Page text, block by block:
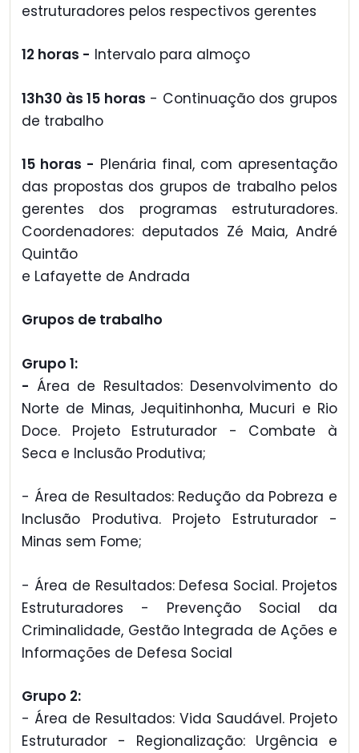
estruturadores pelos respectivos gerentes
12 horas - Intervalo para almoço
13h30 às 15 horas - Continuação dos grupos
de trabalho
15 horas - Plenária final, com apresentação
das propostas dos grupos de trabalho pelos
gerentes dos programas estruturadores.
Coordenadores: deputados Zé Maia, André
Quintão
e Lafayette de Andrada
Grupos de trabalho
Grupo 1:
- Área de Resultados: Desenvolvimento do
Norte de Minas, Jequitinhonha, Mucuri e Rio
Doce. Projeto Estruturador - Combate à
Seca e Inclusão Produtiva;
- Área de Resultados: Redução da Pobreza e
Inclusão Produtiva. Projeto Estruturador -
Minas sem Fome;
- Área de Resultados: Defesa Social. Projetos
Estruturadores - Prevenção Social da
Criminalidade, Gestão Integrada de Ações e
Informações de Defesa Social
Grupo 2:
- Área de Resultados: Vida Saudável. Projeto
Estruturador - Regionalização: Urgência e